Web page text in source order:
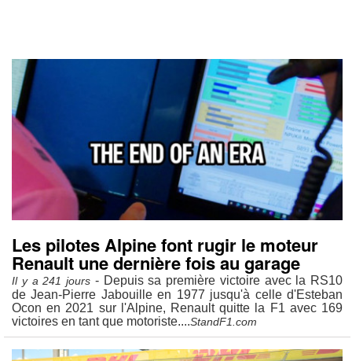
Les pilotes Alpine font rugir le moteur
Renault une dernière fois au garage
Il y a 241 jours - Depuis sa première victoire avec la RS10
de Jean-Pierre Jabouille en 1977 jusqu'à celle d'Esteban
Ocon en 2021 sur l'Alpine, Renault quitte la F1 avec 169
victoires en tant que motoriste....StandF1.com